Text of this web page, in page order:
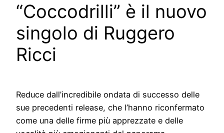
“Coccodrilli” è il nuovo
singolo di Ruggero
Ricci
Reduce dall’incredibile ondata di successo delle
sue precedenti release, che l’hanno riconfermato
come una delle firme più apprezzate e delle